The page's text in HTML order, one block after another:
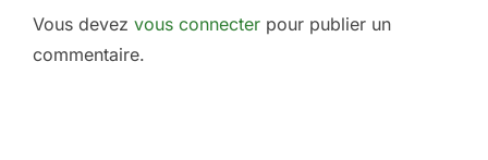
Vous devez vous connecter pour publier un
commentaire.